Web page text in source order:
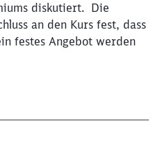
diskutiert. Die
an den Kurs fest, dass
festes Angebot werden